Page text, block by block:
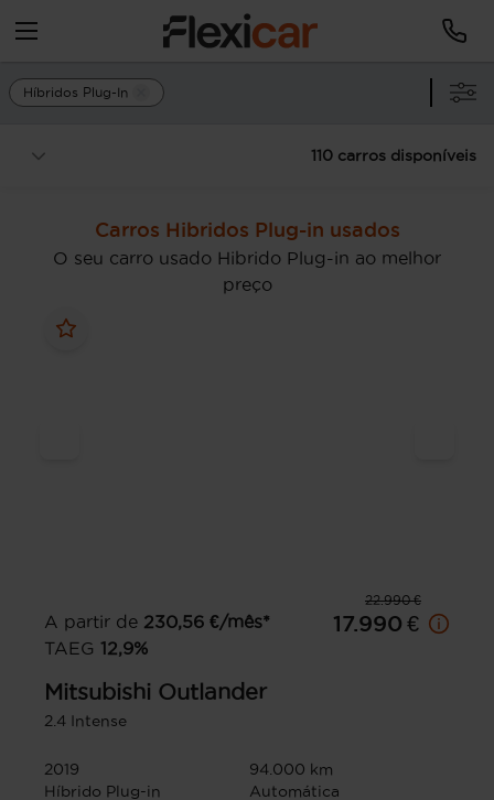
Híbridos Plug-In
110 carros disponíveis
Carros Hibridos Plug-in usados
O seu carro usado Hibrido Plug-in ao melhor
preço
22.990 €
A partir de 230,56 €/mês*
TAEG 12,9%
17.990 €
Mitsubishi Outlander
2.4 Intense
2019
94.000 km
Híbrido Plug-in
Automática